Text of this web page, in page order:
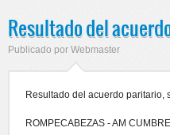
Resultado del
Publicado por Webmaster
Resultado del acuerdo paritario,
ROMPECABEZAS - AM CUMBRE